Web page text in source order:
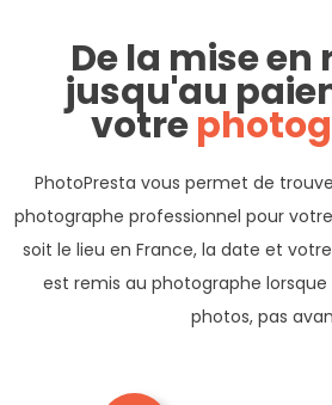
De la mise
jusqu'au
votre
PhotoPresta vous permet de
photographe professionnel pour
soit le lieu en France, la date et
est remis au photographe lorsque
photos, pas